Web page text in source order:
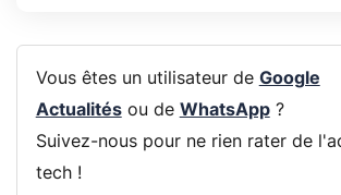
Vous êtes un utilisateur de Google
Actualitésou de WhatsApp?
Suivez-nous pour ne rien rater de
tech !